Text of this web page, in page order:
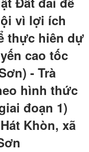
vì lợi ích
thực hiên dự
cao tốc
- Trà
hình thức
đoạn 1)
Khòn, xã